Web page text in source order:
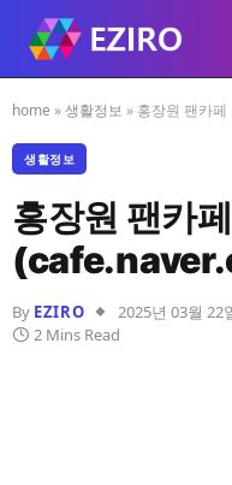
home »생활정보 » 홍장원 팬카
생활정보
홍장원 팬카
By EZIRO 2025년 03월 22
2 Mins Read